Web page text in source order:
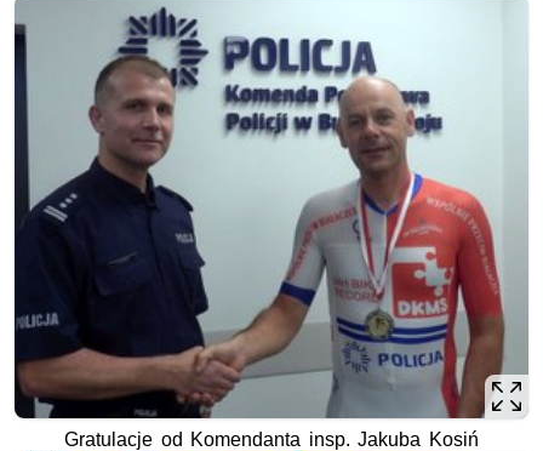
Gratulacje od Komendanta insp. Jakuba Kosiń